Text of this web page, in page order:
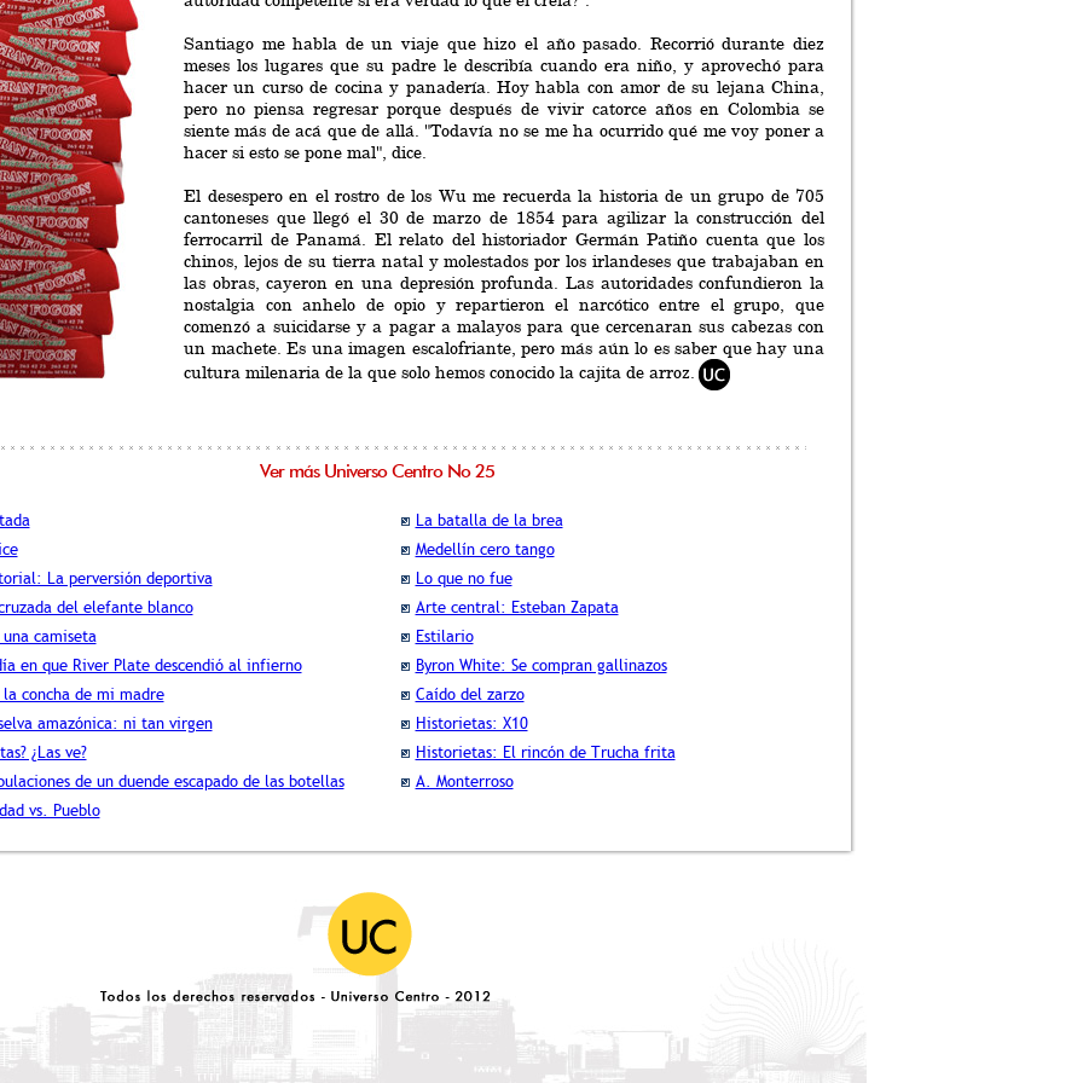
Santiago me habla de un viaje que hizo el año pasado. Recorrió durante diez
meses los lugares que su padre le describía cuando era niño, y aprovechó para
hacer un curso de cocina y panadería. Hoy habla con amor de su lejana China,
pero no piensa regresar porque después de vivir catorce años en Colombia se
siente más de acá que de allá. "Todavía no se me ha ocurrido qué me voy poner a
hacer si esto se pone mal", dice.
El desespero en el rostro de los Wu me recuerda la historia de un grupo de 705
cantoneses que llegó el 30 de marzo de 1854 para agilizar la construcción del
ferrocarril de Panamá. El relato del historiador Germán Patiño cuenta que los
chinos, lejos de su tierra natal y molestados por los irlandeses que trabajaban en
las obras, cayeron en una depresión profunda. Las autoridades confundieron la
nostalgia con anhelo de opio y repartieron el narcótico entre el grupo, que
comenzó a suicidarse y a pagar a malayos para que cercenaran sus cabezas con
un machete. Es una imagen escalofriante, pero más aún lo es saber que hay una
cultura milenaria de la que solo hemos conocido la cajita de arroz.
Ver más Universo Centro No 25
La perversión deportiva
del elefante blanco
una camiseta
en que River Plate descendió al infierno
la concha de mi madre
amazónica: ni tan virgen
¿Las ve?
de un duende escapado de las botellas
vs. Pueblo
La batalla de la brea
Medellín cero tango
Lo que no fue
Arte central: Esteban Zapata
Estilario
Byron White: Se compran gallinazos
Caído del zarzo
Historietas: X10
Historietas: El rincón de Trucha frita
A. Monterroso